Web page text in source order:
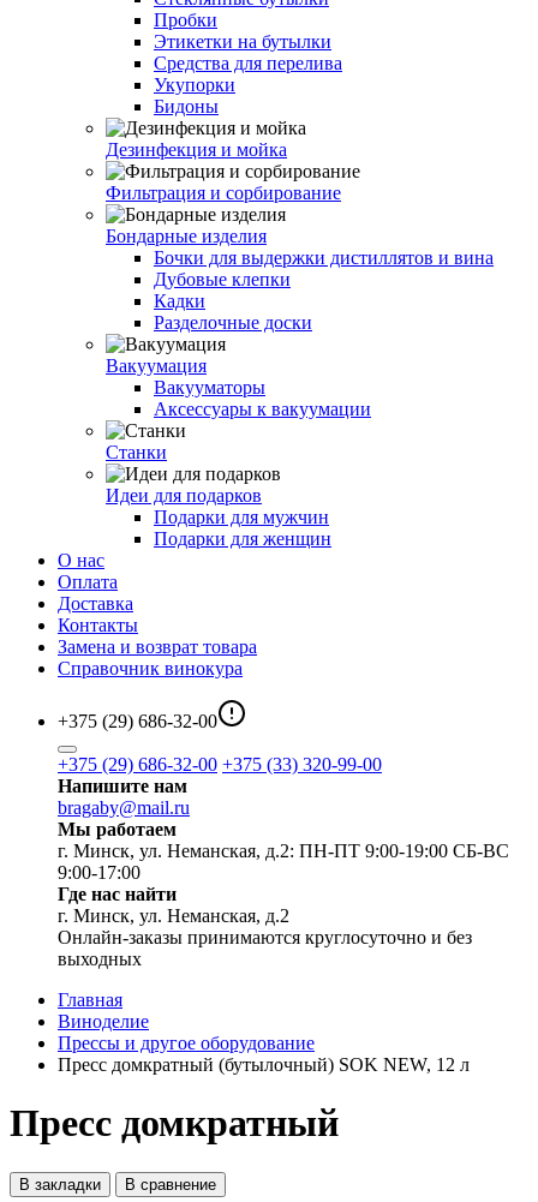
Пробки
Этикетки на бутылки
Средства для перелива
Укупорки
Бидоны
Дезинфекция и мойка
Фильтрация и сорбирование
Бондарные изделия
Бочки для выдержки дистиллятов и вина
Дубовые клепки
Кадки
Разделочные доски
Вакуумация
Вакууматоры
Аксессуары к вакуумации
Станки
Идеи для подарков
Подарки для мужчин
Подарки для женщин
О нас
Оплата
Доставка
Контакты
Замена и возврат товара
Справочник винокура
+375 (29) 686-32-00
+375 (29) 686-32-00 +375 (33) 320-99-00
Напишите нам
bragaby@mail.ru
Мы работаем
г. Минск, ул. Неманская, д.2: ПН-ПТ 9:00-19:00 СБ-ВС
9:00-17:00
Где нас найти
г. Минск, ул. Неманская, д.2
Онлайн-заказы принимаются круглосуточно и без
выходных
Главная
Виноделие
Прессы и другое оборудование
Пресс домкратный (бутылочный) SOK NEW, 12 л
Пресс домкратный
В закладки В сравнение